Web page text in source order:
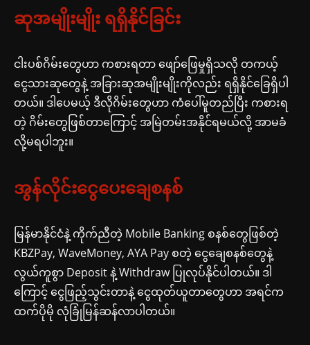
ဆုအမျိုးမျိုး ရရှိနိုင်ခြင်း
ငါးပစ်ဂိမ်းတွေဟာ ကစားရတာ ဖျော်ဖြေမှုရှိသလို တကယ့်
ငွေသားဆုတွေနဲ့ အခြားဆုအမျိုးမျိုးကိုလည်း ရရှိနိုင်ခြေရှိပါ
တယ်။ ဒါပေမယ့် ဒီလိုဂိမ်းတွေဟာ ကံပေါ်မူတည်ပြီး ကစားရ
တဲ့ ဂိမ်းတွေဖြစ်တာကြောင့် အမြဲတမ်းအနိုင်ရမယ်လို့ အာမခံ
လို့မရပါဘူး။
အွန်လိုင်းငွေပေးချေစနစ်
မြန်မာနိုင်ငံနဲ့ ကိုက်ညီတဲ့ Mobile Banking စနစ်တွေဖြစ်တဲ့
KBZPay, WaveMoney, AYA Pay စတဲ့ ငွေချေစနစ်တွေနဲ့
လွယ်ကူစွာ Deposit နဲ့ Withdraw ပြုလုပ်နိုင်ပါတယ်။ ဒါ
ကြောင့် ငွေဖြည့်သွင်းတာနဲ့ ငွေထုတ်ယူတာတွေဟာ အရင်က
ထက်ပိုမို လုံခြုံမြန်ဆန်လာပါတယ်။